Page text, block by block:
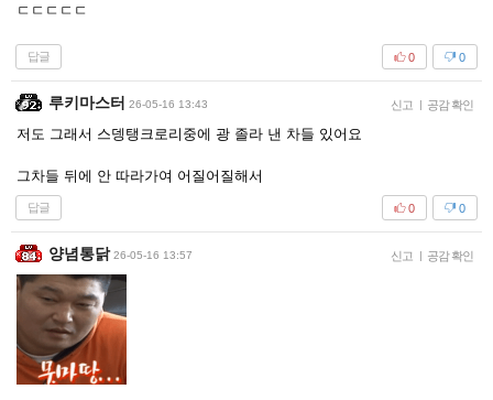
ㄷㄷㄷㄷㄷ
답글 0
0
루키마스터 26-05-16 13:43 신고 공감 확인
저도 그래서 스뎅탱크로리중에 광 졸라 낸 차들 있어요
그차들 뒤에 안 따라가여 어질어질해서
답글 0
0
양념통닭 26-05-16 13:57 신고 공감 확인